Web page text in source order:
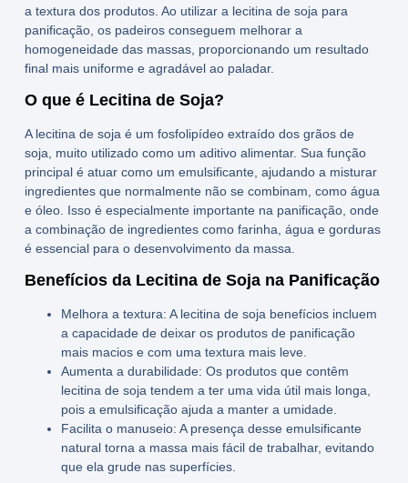
a textura dos produtos. Ao utilizar a lecitina de soja para
panificação, os padeiros conseguem melhorar a
homogeneidade das massas, proporcionando um resultado
final mais uniforme e agradável ao paladar.
O que é Lecitina de Soja?
A lecitina de soja é um fosfolipídeo extraído dos grãos de
soja, muito utilizado como um aditivo alimentar. Sua função
principal é atuar como um emulsificante, ajudando a misturar
ingredientes que normalmente não se combinam, como água
e óleo. Isso é especialmente importante na panificação, onde
a combinação de ingredientes como farinha, água e gorduras
é essencial para o desenvolvimento da massa.
Benefícios da Lecitina de Soja na Panificação
Melhora a textura: Alecitina de soja benefíciosincluem
a capacidade de deixar os produtos de panificação
mais macios e com uma textura mais leve.
Aumenta a durabilidade: Os produtos que contêm
lecitina de sojatendem a ter uma vida útil mais longa,
pois a emulsificação ajuda a manter a umidade.
Facilita o manuseio: A presença desse emulsificante
naturaltorna a massa mais fácil de trabalhar, evitando
que ela grude nas superfícies.